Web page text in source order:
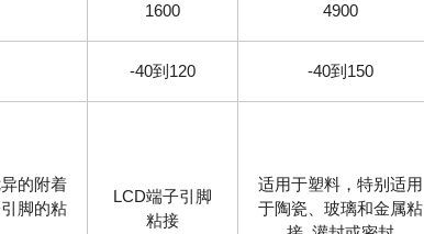
1600 4900
-40到120 -40到150
的附着
脚的粘
LCD端子引脚
粘接
适用于塑料，特别适用
于陶瓷、玻璃和金属粘